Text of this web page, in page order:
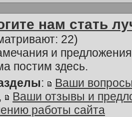
нам стать
22)
и
постим здесь.
:
Ваши
,
Ваши отзывы и
работы сайта